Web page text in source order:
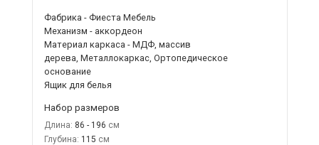
Фабрика - Фиеста Мебель
Механизм - аккордеон
Материал каркаса - МДФ, массив
дерева, Металлокаркас, Ортопедическое
основание
Ящик для белья
Набор размеров
Длина: 86 - 196
Глубина: 115